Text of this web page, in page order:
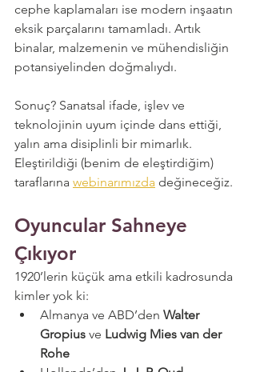
cephe kaplamaları ise modern inşaatın
eksik parçalarını tamamladı. Artık
binalar, malzemenin ve mühendisliğin
potansiyelinden doğmalıydı.
Sonuç? Sanatsal ifade, işlev ve
teknolojinin uyum içinde dans ettiği,
yalın ama disiplinli bir mimarlık.
Eleştirildiği (benim de eleştirdiğim)
taraflarına webinarımızda değineceğiz.
Oyuncular Sahneye
Çıkıyor
1920’lerin küçük ama etkili kadrosunda
kimler yok ki:
Almanya ve ABD’den Walter
Gropius ve Ludwig Mies van der
Rohe